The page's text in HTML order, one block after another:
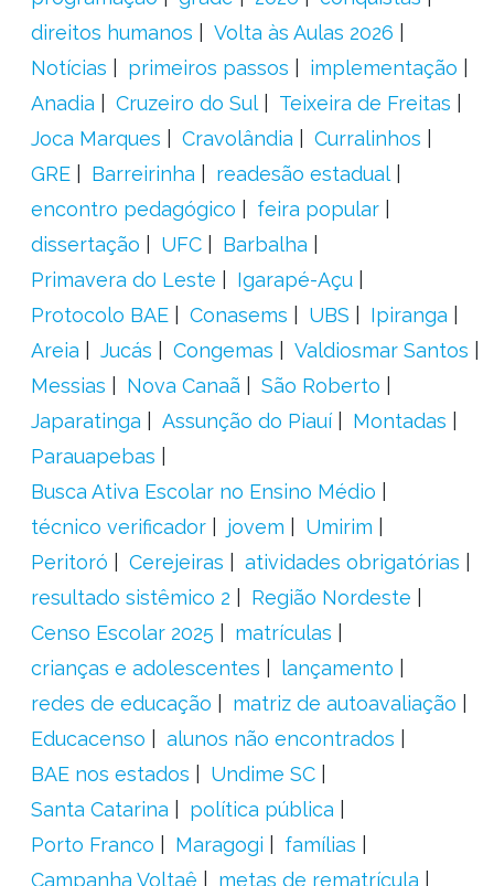
direitos humanos
Volta às Aulas 2026
Notícias
primeiros passos
implementação
Anadia
Cruzeiro do Sul
Teixeira de Freitas
Joca Marques
Cravolândia
Curralinhos
GRE
Barreirinha
readesão estadual
encontro pedagógico
feira popular
dissertação
UFC
Barbalha
Primavera do Leste
Igarapé-Açu
Protocolo BAE
Conasems UBS
Ipiranga
Areia
Jucás Congemas
Valdiosmar Santos
Messias
Nova Canaã
São Roberto
Japaratinga
Assunção do Piauí
Montadas
Parauapebas
Busca Ativa Escolar no Ensino Médio
técnico verificador
jovem
Umirim
Peritoró
Cerejeiras
atividades obrigatórias
resultado sistêmico 2
Região Nordeste
Censo Escolar 2025
matrículas
crianças e adolescentes
lançamento
redes de educação
matriz de autoavaliação
Educacenso
alunos não encontrados
BAE nos estados
Undime SC
Santa Catarina
política pública
Porto Franco
Maragogi
famílias
Campanha Voltaê
metas de rematrícula